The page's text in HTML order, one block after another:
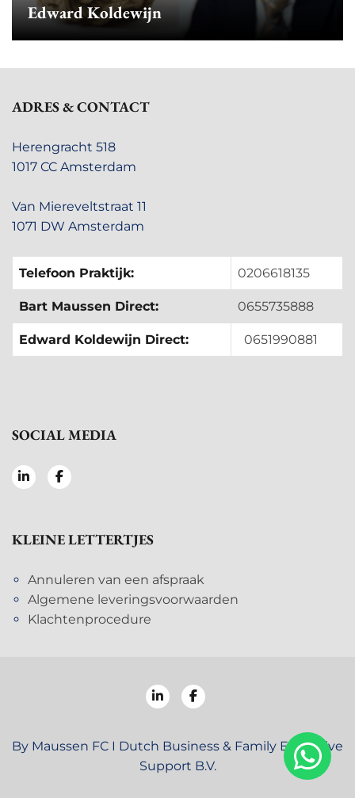
Edward Koldewijn
ADRES & CONTACT
Herengracht 518
1017 CC Amsterdam
Van Miereveltstraat 11
1071 DW Amsterdam
Telefoon Praktijk: 0206618135
Bart Maussen Direct: 0655735888
Edward Koldewijn Direct: 0651990881
SOCIAL MEDIA
KLEINE LETTERTJES
Annuleren van een afspraak
Algemene leveringsvoorwaarden
Klachtenprocedure
By Maussen FC I Dutch Business & Family Executive
Support B.V.